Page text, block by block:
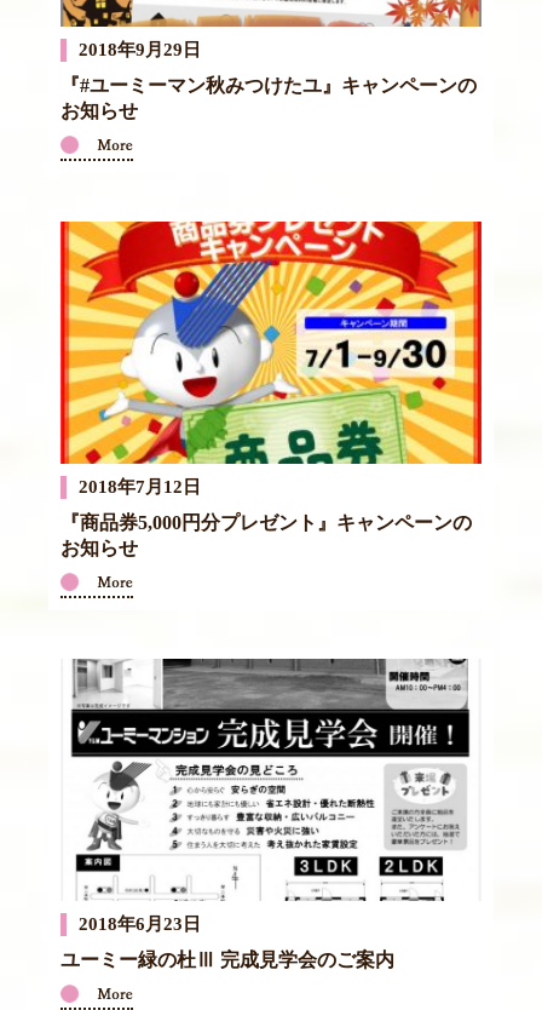
2018年9月29日
『#ユーミーマン秋みつけたユ』キャンペーンの
お知らせ
2018年7月12日
『商品券5,000円分プレゼント』キャンペーンの
お知らせ
2018年6月23日
ユーミー緑の杜Ⅲ 完成見学会のご案内